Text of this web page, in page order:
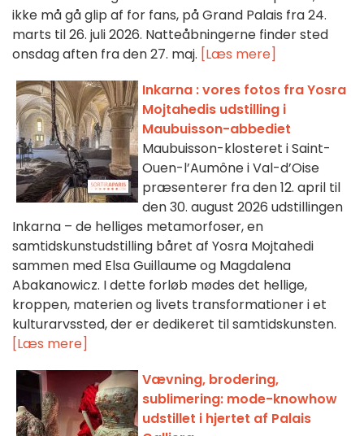
ikke må gå glip af for fans, på Grand Palais fra 24.
marts til 26. juli 2026. Natteåbningerne finder sted
onsdag aften fra den 27. maj. [Læs mere]
Inkarna : vores fotos fra Yosra
Mojtahedis udstilling i
Maubuisson-abbediet
Maubuisson-klosteret i Saint-
Ouen-l’Aumône i Val-d’Oise
præsenterer fra den 12. april til
den 30. august 2026 udstillingen
Inkarna – de helliges metamorfoser, en
samtidskunstudstilling båret af Yosra Mojtahedi
sammen med Elsa Guillaume og Magdalena
Abakanowicz. I dette forløb mødes det hellige,
kroppen, materien og livets transformationer i et
kulturarvssted, der er dedikeret til samtidskunsten.
[Læs mere]
Vævning, brodering,
sublimering: mode-knowhow
udstillet i hjertet af Palais